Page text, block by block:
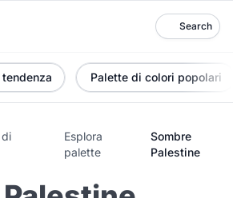
Search
Palette di colori popolari
Esplora
palette
Sombre
Palestine